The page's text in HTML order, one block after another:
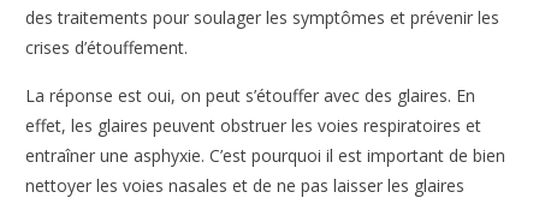
des traitements pour soulager les symptômes et prévenir les
crises d’étouffement.
La réponse est oui, on peut s’étouffer avec des glaires. En
effet, les glaires peuvent obstruer les voies respiratoires et
entraîner une asphyxie. C’est pourquoi il est important de bien
nettoyer les voies nasales et de ne pas laisser les glaires